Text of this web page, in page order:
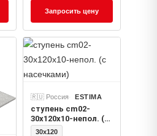
Запросить цену
🇷🇺 Россия ESTIMA
ступень cm02-
30x120x10-непол. (с
насечками)
30x120